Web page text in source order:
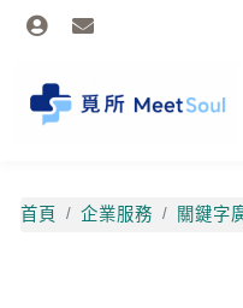
首頁 企業服務 關鍵字